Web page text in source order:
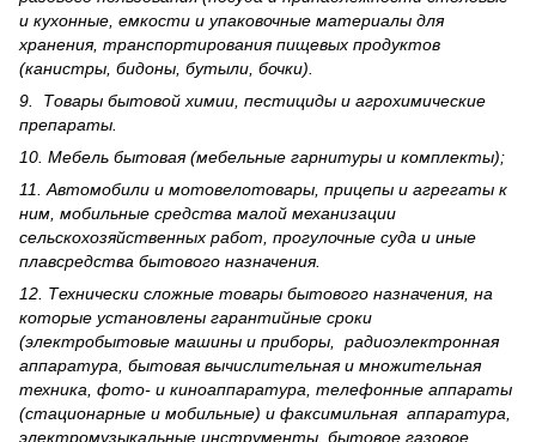
и кухонные, емкости и упаковочные материалы для
хранения, транспортирования пищевых продуктов
(канистры, бидоны, бутыли, бочки).
9. Товары бытовой химии, пестициды и агрохи­мические
препараты.
10. Мебель бытовая (мебельные гарнитуры и комплекты);
11. Автомобили и мотовелотовары, прицепы и агрегаты к
ним, мобильные средства малой механизации
сельскохозяйственных работ, прогулочные суда и иные
плавсредства бытового назначения.
12. Технически сложные товары бытового назна­чения, на
которые установлены гарантийные сроки
(электробытовые машины и приборы, радиоэлектронная
аппаратура, бытовая вычислительная и множительная
техника, фото- и киноаппаратура, телефонные аппараты
(стационарные и мобильные) и факсимильная аппаратура,
электрому­зыкальные инструменты, бытовое газовое